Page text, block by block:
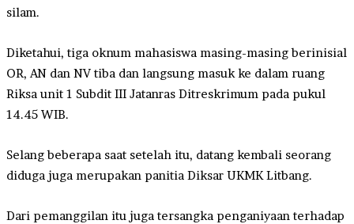
silam.
Diketahui, tiga oknum mahasiswa masing-masing berinisial
OR, AN dan NV tiba dan langsung masuk ke dalam ruang
Riksa unit 1 Subdit III Jatanras Ditreskrimum pada pukul
14.45 WIB.
Selang beberapa saat setelah itu, datang kembali seorang
diduga juga merupakan panitia Diksar UKMK Litbang.
Dari pemanggilan itu juga tersangka penganiyaan terhadap